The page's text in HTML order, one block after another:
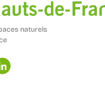
naturels